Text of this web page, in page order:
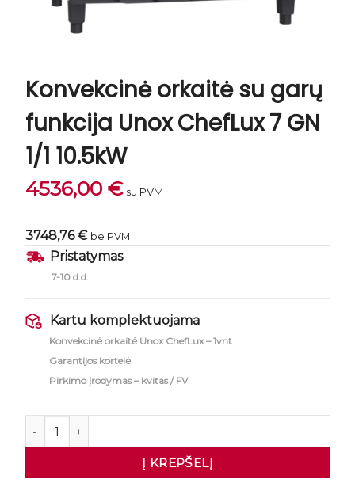
Konvekcinė orkaitė su garų
funkcija Unox ChefLux 7 GN
1/1 10.5kW
4536,00 € su PVM
3748,76 € be PVM
Pristatymas
7-10 d.d.
Kartu komplektuojama
Konvekcinė orkaitė Unox ChefLux – 1vnt
Garantijos kortelė
Pirkimo įrodymas – kvitas / FV
produkto kiekis: Konvekcinė orkaitė su garų funkcija
Į KREPŠELĮ